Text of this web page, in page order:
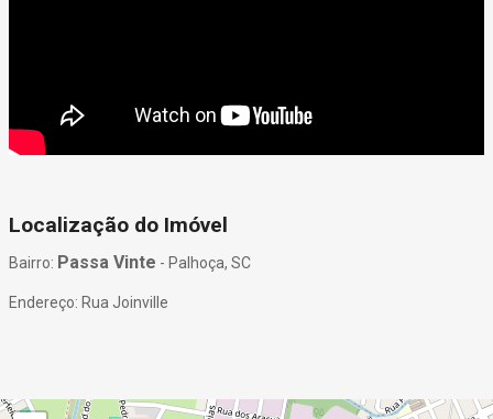
Localização do Imóvel
Bairro: Passa Vinte - Palhoça, SC
Endereço: Rua Joinville